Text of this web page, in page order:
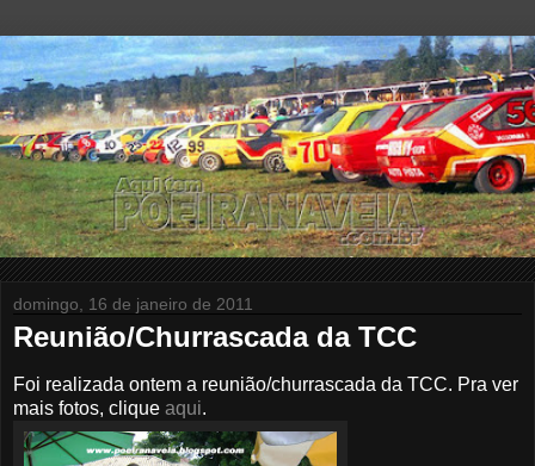
domingo, 16 de janeiro de 2011
Reunião/Churrascada da TCC
Foi realizada ontem a reunião/churrascada da TCC. Pra ver
mais fotos, clique aqui.